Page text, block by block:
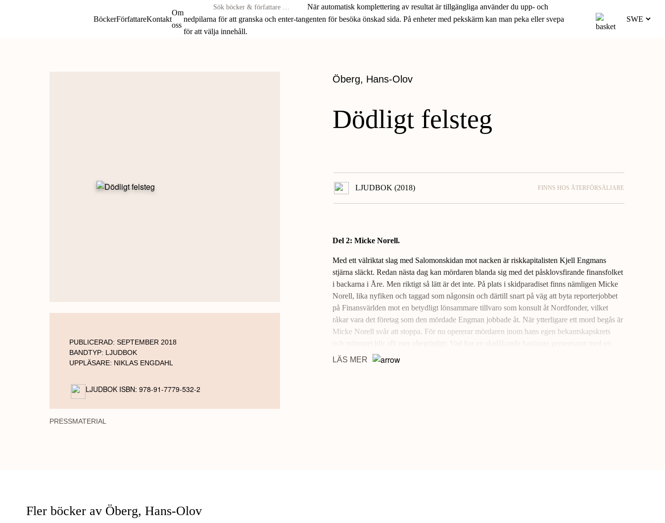
BöckerFörfattareKontakt
Om
oss
böcker
&
När automatisk komplettering av resultat är tillgängliga använder du upp- och
nedpilarna för att granska och enter-tangenten för besöka önskad sida. På enheter med pekskärm kan man peka eller svepa
för att välja innehåll.
PUBLICERAD: SEPTEMBER 2018
BANDTYP: LJUDBOK
UPPLÄSARE: NIKLAS ENGDAHL
LJUDBOK ISBN: 978-91-7779-532-2
PRESSMATERIAL
Öberg, Hans-Olov
Dödligt felsteg
LJUDBOK (2018) FINNS HOS ÅTERFÖRSÄLJARE
Del 2: Micke Norell.
Med ett välriktat slag med Salomonskidan mot nacken är riskkapitalisten Kjell Engmans
stjärna släckt. Redan nästa dag kan mördaren blanda sig med det påsklovsfirande finansfolket
i backarna i Åre. Men riktigt så lätt är det inte. På plats i skidparadiset finns nämligen Micke
Norell, lika nyfiken och taggad som någonsin och därtill snart på väg att byta reporterjobbet
på Finansvärlden mot en betydligt lönsammare tillvaro som konsult åt Nordfonder, vilket
råkar vara det företag som den mördade Engman jobbade åt. När ytterligare ett mord begås är
Micke Norell svår att stoppa. För nu opererar mördaren inom hans egen bekantskapskrets
och mönstret blir allt mer obegripligt: Vad har en skidåkande barägare gemensamt med en
höjdare från Stureplan? Och vem blir nästa offer?
LÄS MER
Fler böcker av Öberg, Hans-Olov